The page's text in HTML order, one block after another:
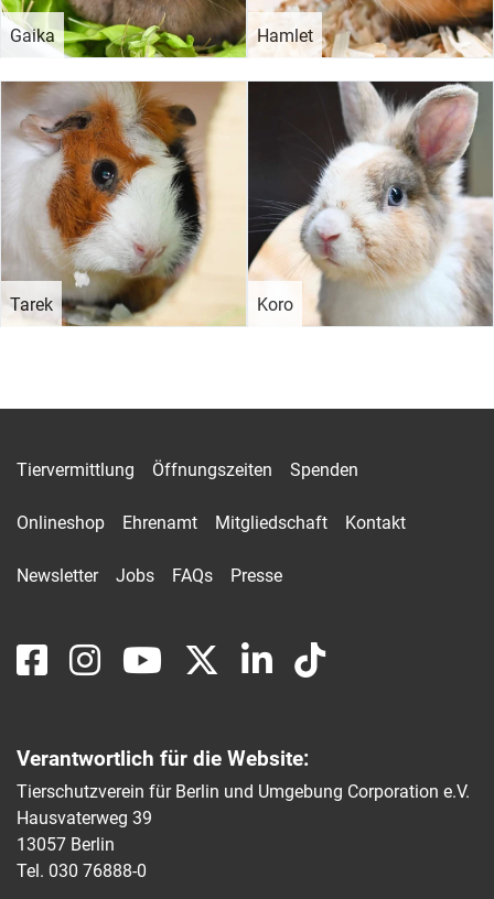
Gaika Hamlet
Tarek Koro
Tiervermittlung Öffnungszeiten Spenden
Onlineshop Ehrenamt Mitgliedschaft Kontakt
Newsletter Jobs FAQs Presse
Verantwortlich für die Website:
Tierschutzverein für Berlin und Umgebung Corporation e.V.
Hausvaterweg 39
13057 Berlin
Tel. 030 76888-0